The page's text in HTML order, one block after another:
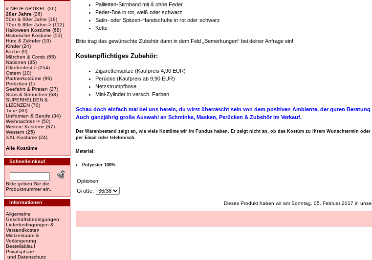
# NEUE ARTIKEL
(26)
20er Jahre (26)
50er & 60er Jahre (18)
70er & 80er Jahre-> (112)
Halloween Kostüme (68)
Historische Kostüme (53)
Hüte & Zylinder(10)
Kinder(24)
Kirche (9)
Märchen & Comic (65)
Nationen (35)
Oktoberfest-> (254)
Ostern (10)
Partnerkostüme (96)
Perücken (1)
Seefahrt & Piraten (27)
Stars & Sternchen (68)
SUPERHELDEN &
LIZENZEN (70)
Tiere (30)
Uniformen & Berufe (34)
Weihnachten-> (50)
Weitere Kostüme (67)
Western (25)
XXL-Kostüme (24)
Alle Kostüme
Schnelleinkauf
Bitte geben Sie die
Produktnummer ein.
Informationen
Allgemeine
Geschäftsbedingungen
Lieferbedingungen &
Versandkosten
Mietzeitraum &
Verlängerung
Bestellablauf
Privatsphäre
und Datenschutz
Pailletten-Stirnband mit & ohne Feder
Feder-Boa in rot, weiß oder schwarz
Satin- oder Spitzen-Handschuhe in rot oder schwarz
Kette
Bitte trag das gewünschte Zubehör dann in dem Feld „Bemerkungen“ bei deiner Anfrage ein!
Kostenpflichtiges Zubehör:
Zigarettenspitze (Kaufpreis 4,90 EUR)
Perücke (Kaufpreis ab 9,90 EUR)
Netzstrumpfhose
Mini-Zylinder in versch. Farben
Schau doch einfach mal bei uns herein, du wirst überrascht sein von dem positiven Ambiente, der guten
Auch ganzjährig große Auswahl an Schminke, Masken, Perücken & Zubehör im Verkauf.
Der Warenbestand zeigt an, wie viele Kostüme wir im Fundus haben. Er zeigt nicht an, ob das Kostüm zu Ihrem Wunschtermin
per Email oder telefonisch.
Material:
Polyester 100%
Optionen:
Größe:
Dieses Produkt haben wir am Sonntag, 05. Februar 2017 in